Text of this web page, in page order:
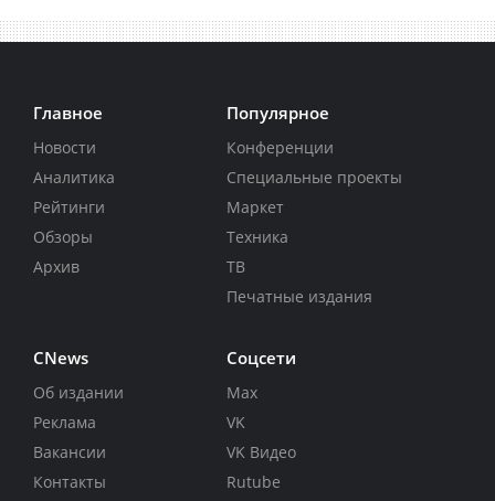
Главное
Новости
Аналитика
Рейтинги
Обзоры
Архив
Популярное
Конференции
Специальные проекты
Маркет
Техника
ТВ
Печатные издания
CNews
Об издании
Реклама
Вакансии
Контакты
Соцсети
Max
VK
VK Видео
Rutube